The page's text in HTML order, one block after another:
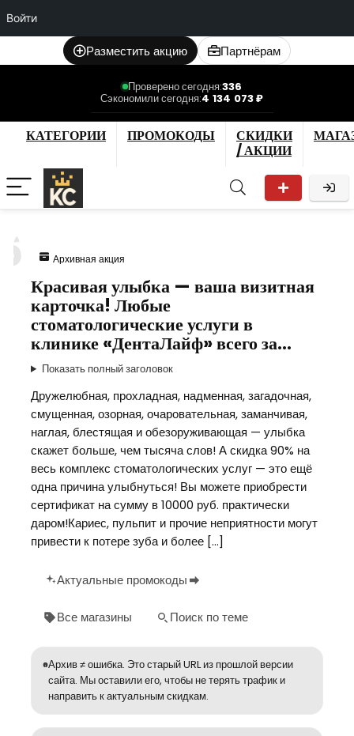
Войти
Разместить акцию Партнёрам
Проверено сегодня:336
Сэкономили сегодня:4 134 073 ₽
КАТЕГОРИИ ПРОМОКОДЫ
СКИДКИ
/ АКЦИИ
Архивная акция
Красивая улыбка — ваша визитная
карточка! Любые
стоматологические услуги в
клинике «ДентаЛайф» всего за…
Показать полный заголовок
Дружелюбная, прохладная, надменная, загадочная,
смущенная, озорная, очаровательная, заманчивая,
наглая, блестящая и обезоруживающая — улыбка
скажет больше, чем тысяча слов! А скидка 90% на
весь комплекс стоматологических услуг — это ещё
одна причина улыбнуться! Вы можете приобрести
сертификат на сумму в 10000 руб. практически
даром!Кариес, пульпит и прочие неприятности могут
привести к потере зуба и более […]
Актуальные промокоды
Все магазины Поиск по теме
Архив ≠ ошибка. Это старый URL из прошлой версии
сайта. Мы оставили его, чтобы не терять трафик и
направить к актуальным скидкам.